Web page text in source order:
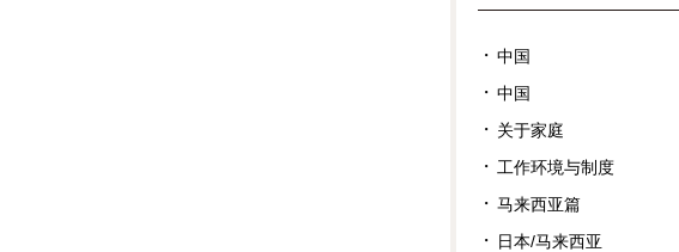
中国
中国
关于家庭
工作环境与制度
马来西亚篇
日本/马来西亚